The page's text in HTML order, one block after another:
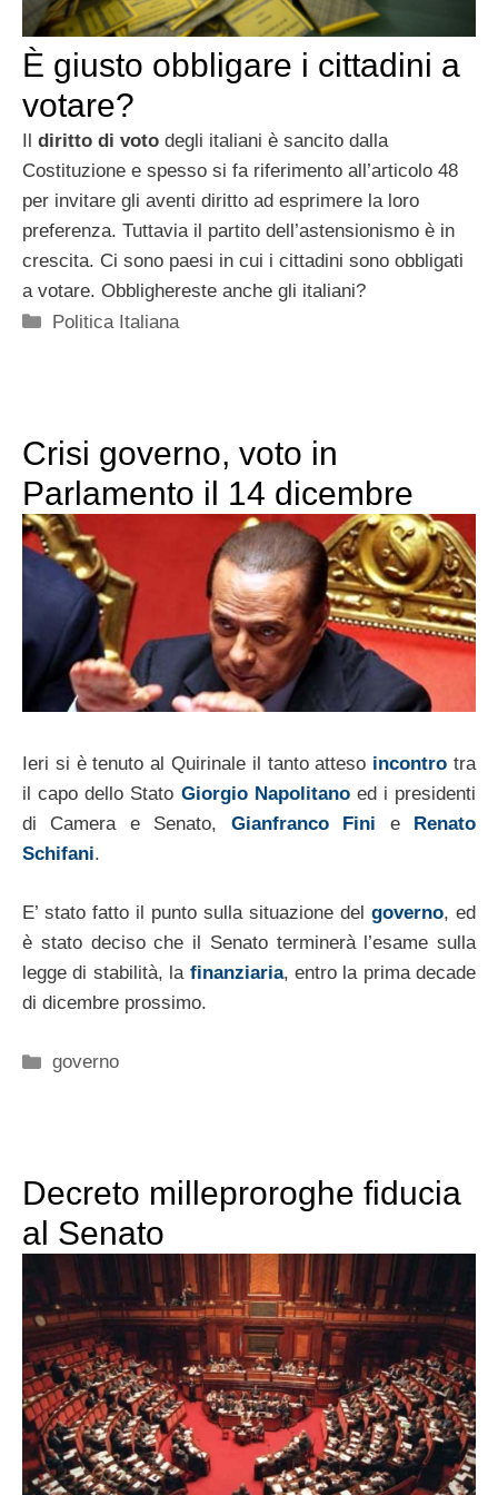
È giusto obbligare i cittadini a
votare?
Il diritto di voto degli italiani è sancito dalla
Costituzione e spesso si fa riferimento all’articolo 48
per invitare gli aventi diritto ad esprimere la loro
preferenza. Tuttavia il partito dell’astensionismo è in
crescita. Ci sono paesi in cui i cittadini sono obbligati
a votare. Obblighereste anche gli italiani?
Categorie
Politica Italiana
Crisi governo, voto in
Parlamento il 14 dicembre
Ieri si è tenuto al Quirinale il tanto atteso incontro tra
il capo dello Stato Giorgio Napolitanoed i presidenti
di Camera e Senato, Gianfranco Fini e
Renato
Schifani.
E’ stato fatto il punto sulla situazione del governo, ed
è stato deciso che il Senato terminerà l’esame sulla
legge di stabilità, la finanziaria, entro la prima decade
di dicembre prossimo.
Categorie
governo
Decreto milleproroghe fiducia
al Senato